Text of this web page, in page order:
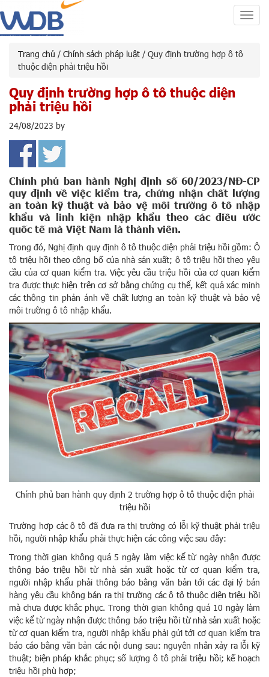
Trang chủ / Chính sách pháp luật / Quy định trường hợp ô tô
thuộc diện phải triệu hồi
Quy định trường hợp ô tô thuộc diện
phải triệu hồi
24/08/2023 by
Chính phủ ban hành Nghị định số 60/2023/NĐ-CP
quy định về việc kiểm tra, chứng nhận chất lượng
an toàn kỹ thuật và bảo vệ môi trường ô tô nhập
khẩu và linh kiện nhập khẩu theo các điều ước
quốc tế mà Việt Nam là thành viên.
Trong đó, Nghị định quy định ô tô thuộc diện phải triệu hồi gồm: Ô
tô triệu hồi theo công bố của nhà sản xuất; ô tô triệu hồi theo yêu
cầu của cơ quan kiểm tra. Việc yêu cầu triệu hồi của cơ quan kiểm
tra được thực hiện trên cơ sở bằng chứng cụ thể, kết quả xác minh
các thông tin phản ánh về chất lượng an toàn kỹ thuật và bảo vệ
môi trường ô tô nhập khẩu.
Chính phủ ban hành quy định 2 trường hợp ô tô thuộc diện phải
triệu hồi
Trường hợp các ô tô đã đưa ra thị trường có lỗi kỹ thuật phải triệu
hồi, người nhập khẩu phải thực hiện các công việc sau đây:
Trong thời gian không quá 5 ngày làm việc kể từ ngày nhận được
thông báo triệu hồi từ nhà sản xuất hoặc từ cơ quan kiểm tra,
người nhập khẩu phải thông báo bằng văn bản tới các đại lý bán
hàng yêu cầu không bán ra thị trường các ô tô thuộc diện triệu hồi
mà chưa được khắc phục. Trong thời gian không quá 10 ngày làm
việc kể từ ngày nhận được thông báo triệu hồi từ nhà sản xuất hoặc
từ cơ quan kiểm tra, người nhập khẩu phải gửi tới cơ quan kiểm tra
báo cáo bằng văn bản các nội dung sau: nguyên nhân xảy ra lỗi kỹ
thuật; biện pháp khắc phục; số lượng ô tô phải triệu hồi; kế hoạch
triệu hồi phù hợp;